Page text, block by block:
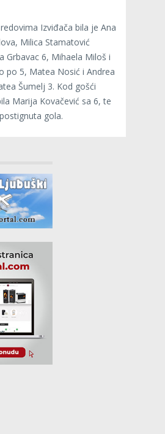
Izviđača bila je Ana
Milica Stamatović
Grbavac 6, Mihaela Miloš i
po 5, Matea Nosić i Andrea
Šumelj 3. Kod gošći
Marija Kovačević sa 6, te
gola.